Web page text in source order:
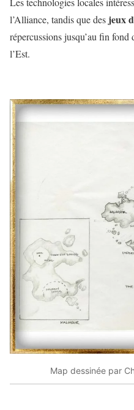
l’Alliance, tandis que des jeux
répercussions jusqu’au fin
l’Est.
Map dessinée par